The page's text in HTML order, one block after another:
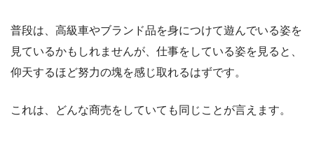
普段は、高級車やブランド品を身につけて遊んでいる姿を
見ているかもしれませんが、仕事をしている姿を見ると、
仰天するほど努力の塊を感じ取れるはずです。
これは、どんな商売をしていても同じことが言えます。